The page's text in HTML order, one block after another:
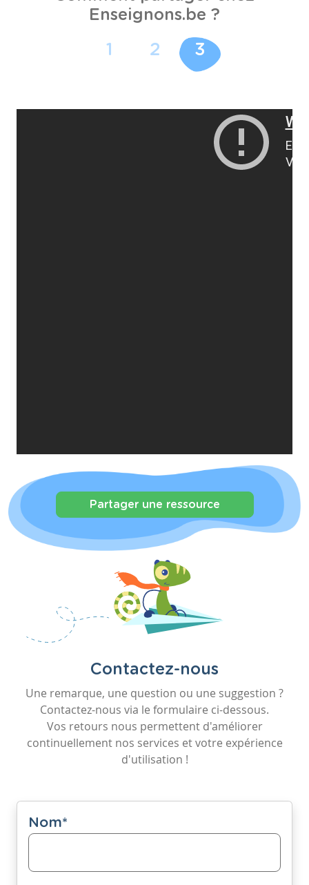
Enseignons.be ?
1 2 3
Partager une ressource
Contactez-nous
Une remarque, une question ou une suggestion ?
Contactez-nous via le formulaire ci-dessous.
Vos retours nous permettent d'améliorer
continuellement nos services et votre expérience
d'utilisation !
Nom*